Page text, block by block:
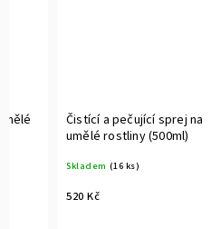
Čistící a pečující sprej na
umělé rostliny (500ml)
Skladem (16 ks)
520 Kč